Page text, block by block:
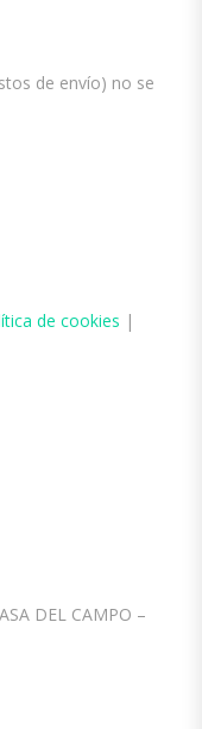
de envío) no se
de cookies |
DEL CAMPO –